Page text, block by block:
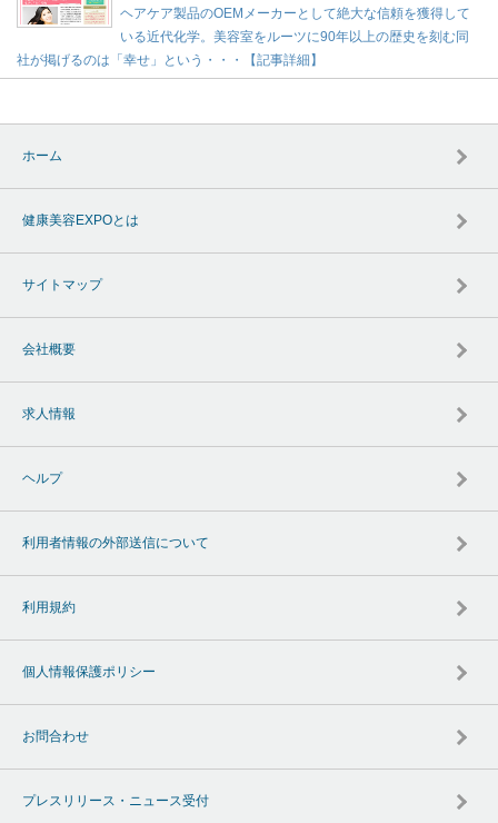
ヘアケア製品のOEMメーカーとして絶大な信頼を獲得して
いる近代化学。美容室をルーツに90年以上の歴史を刻む同
社が掲げるのは「幸せ」という・・・【記事詳細】
ホーム
健康美容EXPOとは
サイトマップ
会社概要
求人情報
ヘルプ
利用者情報の外部送信について
利用規約
個人情報保護ポリシー
お問合わせ
プレスリリース・ニュース受付